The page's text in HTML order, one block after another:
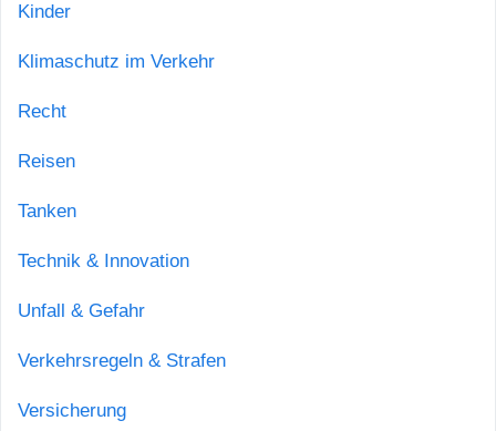
Kinder
Klimaschutz im Verkehr
Recht
Reisen
Tanken
Technik & Innovation
Unfall & Gefahr
Verkehrsregeln & Strafen
Versicherung